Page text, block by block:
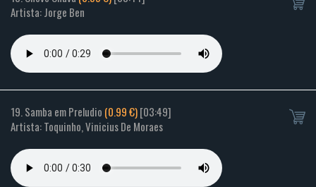
Artista: Jorge Ben
19. Samba em Preludio (0.99 €)[03:49]
Artista: Toquinho, Vinicius De Moraes